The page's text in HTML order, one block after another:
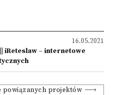
16.05.2021
iReteslaw – internetowe
powiązanych projektów